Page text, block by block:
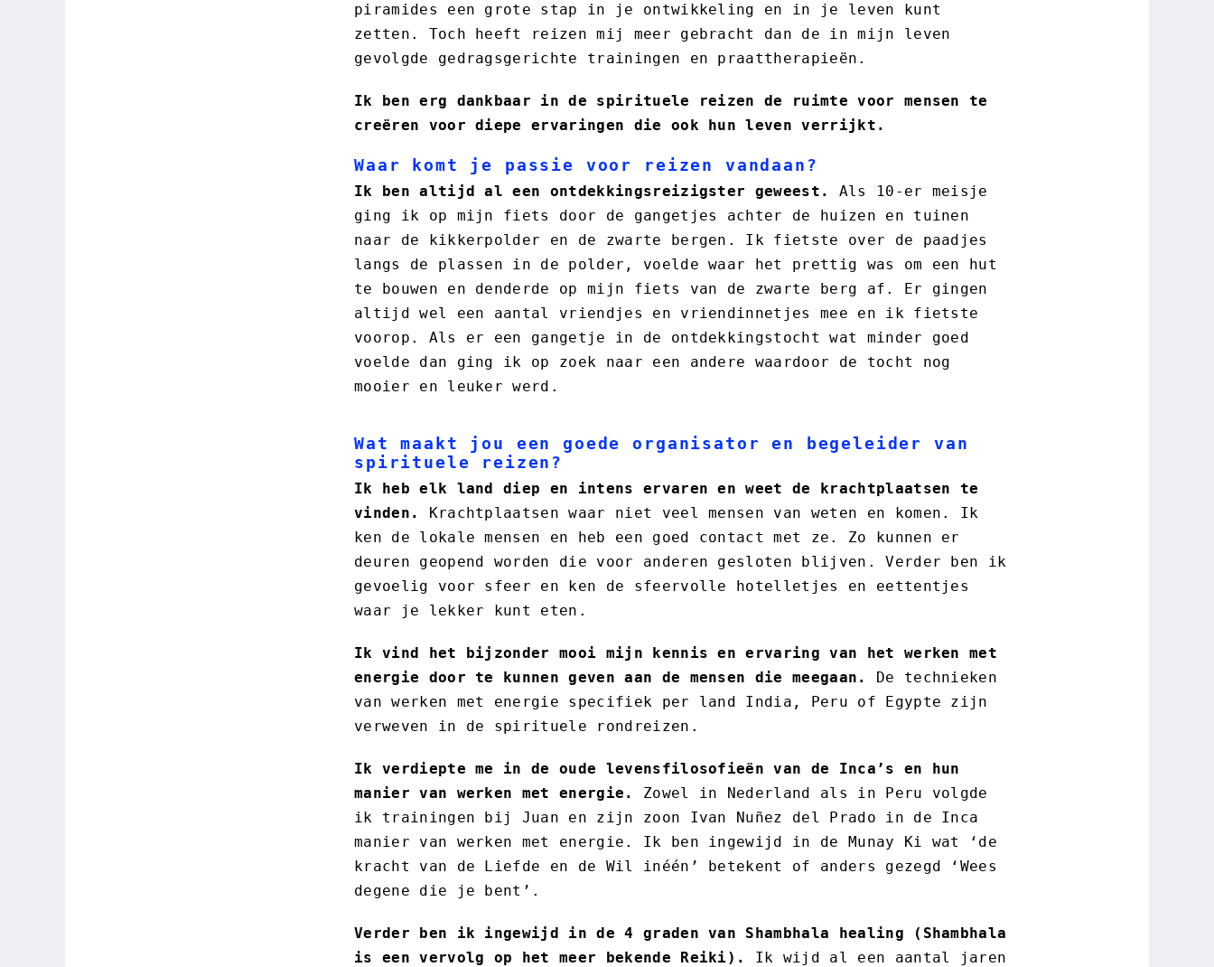
piramides een grote stap in je ontwikkeling en in je leven kunt
zetten. Toch heeft reizen mij meer gebracht dan de in mijn leven
gevolgde gedragsgerichte trainingen en praattherapieën.
Ik ben erg dankbaar in de spirituele reizen de ruimte voor mensen te
creëren voor diepe ervaringen die ook hun leven verrijkt.
Waar komt je passie voor reizen vandaan?
Ik ben altijd al een ontdekkingsreizigster geweest.
Als 10-er meisje
ging ik op mijn fiets door de gangetjes achter de huizen en tuinen
naar de kikkerpolder en de zwarte bergen. Ik fietste over de paadjes
langs de plassen in de polder, voelde waar het prettig was om een hut
te bouwen en denderde op mijn fiets van de zwarte berg af. Er gingen
altijd wel een aantal vriendjes en vriendinnetjes mee en ik fietste
voorop. Als er een gangetje in de ontdekkingstocht wat minder goed
voelde dan ging ik op zoek naar een andere waardoor de tocht nog
mooier en leuker werd.
Wat maakt jou een goede organisator en begeleider van
spirituele reizen?
Ik heb elk land diep en intens ervaren en weet de krachtplaatsen te
vinden.
Krachtplaatsen waar niet veel mensen van weten en komen. Ik
ken de lokale mensen en heb een goed contact met ze. Zo kunnen er
deuren geopend worden die voor anderen gesloten blijven. Verder ben ik
gevoelig voor sfeer en ken de sfeervolle hotelletjes en eettentjes
waar je lekker kunt eten.
Ik vind het bijzonder mooi mijn kennis en ervaring van het werken met
energie door te kunnen geven aan de mensen die meegaan.
De technieken
van werken met energie specifiek per land India, Peru of Egypte zijn
verweven in de spirituele rondreizen.
Ik verdiepte me in de oude levensfilosofieën van de Inca’s en hun
manier van werken met energie.
Zowel in Nederland als in Peru volgde
ik trainingen bij Juan en zijn zoon Ivan Nuñez del Prado in de Inca
manier van werken met energie. Ik ben ingewijd in de Munay Ki wat ‘de
kracht van de Liefde en de Wil inéén’ betekent of anders gezegd ‘Wees
degene die je bent’.
Verder ben ik ingewijd in de 4 graden van Shambhala healing (Shambhala
is een vervolg op het meer bekende Reiki).
Ik wijd al een aantal jaren